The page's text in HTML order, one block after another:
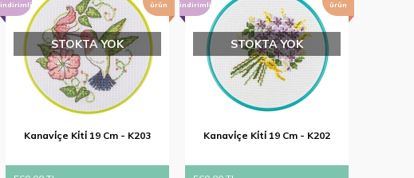
indirimli ürün
STOKTA YOK
Kanavi̇çe Ki̇ti̇ 19 Cm - K203
indirimli ürün
STOKTA YOK
Kanavi̇çe Ki̇ti̇ 19 Cm - K202